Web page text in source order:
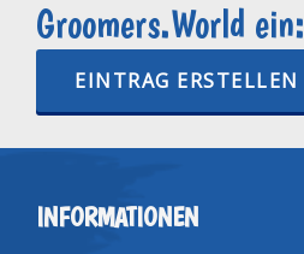
Groomers.World ein:
EINTRAG ERSTELLEN
INFORMATIONEN